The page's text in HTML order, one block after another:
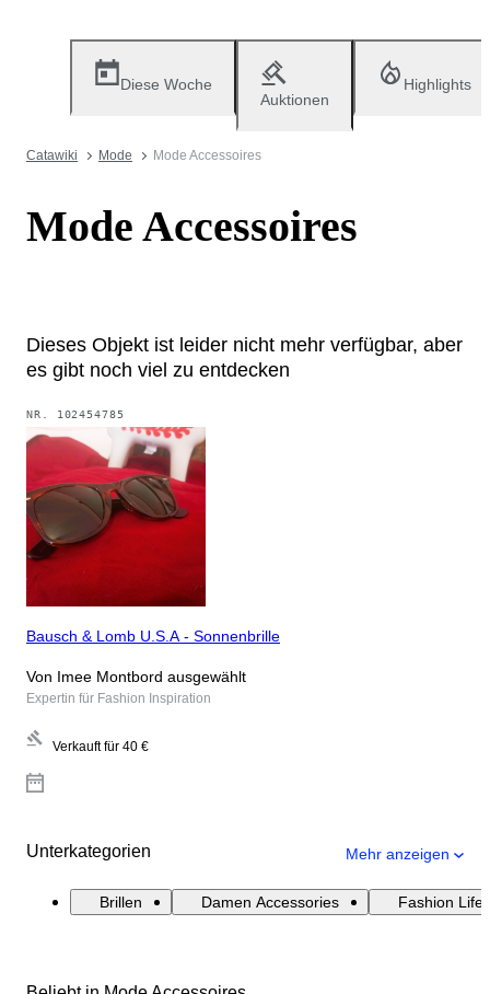
Diese Woche
Auktionen
Highlights
Catawiki Mode Mode Accessoires
Mode Accessoires
Dieses Objekt ist leider nicht mehr verfügbar, aber
es gibt noch viel zu entdecken
NR. 102454785
Bausch & Lomb U.S.A - Sonnenbrille
Von Imee Montbord ausgewählt
Expertin für Fashion Inspiration
Verkauft für 40 €
Unterkategorien Mehr anzeigen
Brillen Damen Accessories Fashion